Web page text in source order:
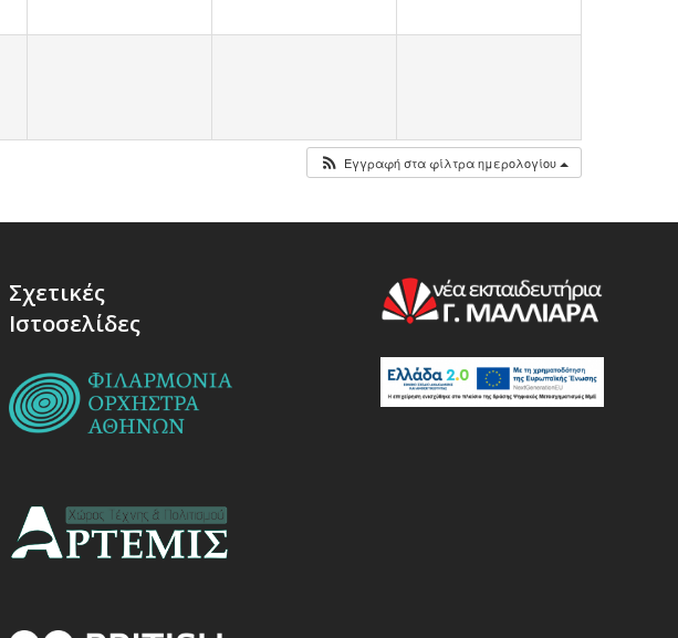
Εγγραφή στα φίλτρα ημερολογίου
Σχετικές
Ιστοσελίδες